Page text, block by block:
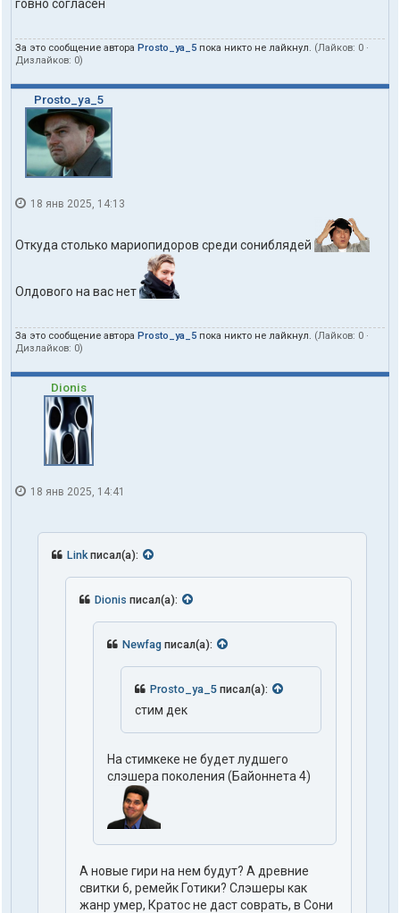
говно согласен
За это сообщение автора Prosto_ya_5 пока никто не лайкнул. (Лайков: 0 ·
Дизлайков: 0)
Prosto_ya_5
18 янв 2025, 14:13
Откуда столько мариопидоров среди сониблядей
Олдового на вас нет
За это сообщение автора Prosto_ya_5 пока никто не лайкнул. (Лайков: 0 ·
Дизлайков: 0)
Dionis
18 янв 2025, 14:41
Link писал(а):
Dionis писал(а):
Newfag писал(а):
Prosto_ya_5 писал(а):
стим дек
На стимкеке не будет лудшего
слэшера поколения (Байоннета 4)
А новые гири на нем будут? А древние
свитки 6, ремейк Готики? Слэшеры как
жанр умер, Кратос не даст соврать, в Сони